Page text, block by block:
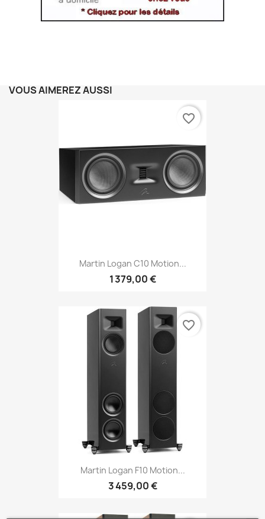
VOUS AIMEREZ AUSSI
Martin Logan C10 Motion...
1 379,00 €
favorite_border
Martin Logan F10 Motion...
3 459,00 €
favorite_border